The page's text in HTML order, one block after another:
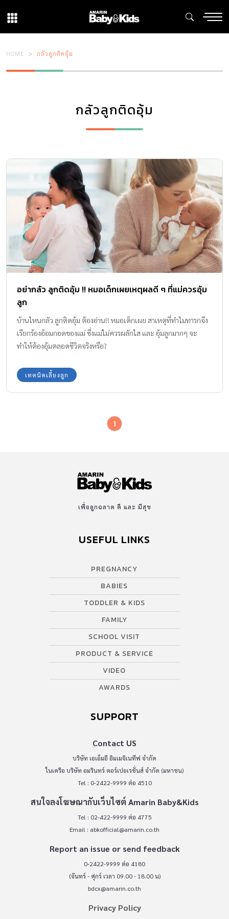
HOME กลัวลูกติดอุ้ม
กลัวลูกติดอุ้ม
อย่ากลัว ลูกติดอุ้ม !! หมอเด็กเผยเหตุผลดี ๆ ที่แม่ควรอุ้ม
ลูก
บ้านไหนกลัว ลูกติดอุ้ม ต้องอ่าน!! หมอเด็กเผย สาเหตุที่ทำไมทารกจึง
เรียกร้องอ้อมกอดของแม่ ซึ่งแม่ไม่ควรผลักไส และ อุ้มลูกมากๆ จะ
ทำให้ต้องอุ้มตลอดชีวิตจริงหรือ?
เทคนิคเลี้ยงลูก
1
เพื่อลูกฉลาด ดี และ มีสุข
USEFUL LINKS
PREGNANCY
BABIES
TODDLER & KIDS
FAMILY
SCHOOL VISIT
PRODUCT & SERVICE
VIDEO
AWARDS
SUPPORT
Contact US
บริษัท เอเอ็มอี อิมเมจิเนทีฟ จำกัด
ในเครือ บริษัท อมรินทร์ คอร์เปอเรชั่นส์ จำกัด (มหาชน)
Tel : 0-2422-9999 ต่อ 4510
สนใจลงโฆษณากับเว็บไซต์ Amarin Baby&Kids
Tel : 02-422-9999 ต่อ 4775
Email : abkofficial@amarin.co.th
Report an issue or send feedback
0-2422-9999 ต่อ 4180
(จันทร์ - ศุกร์ เวลา 09.00 - 18.00 น)
bdcx@amarin.co.th
Privacy Policy